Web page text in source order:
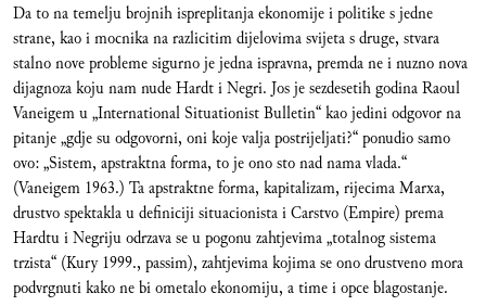
Da to na temelju brojnih ispreplitanja ekonomije i politike s jedne
strane, kao i mocnika na razlicitim dijelovima svijeta s druge, stvara
stalno nove probleme sigurno je jedna ispravna, premda ne i nuzno nova
dijagnoza koju nam nude Hardt i Negri. Jos je sezdesetih godina Raoul
Vaneigem u „International Situationist Bulletin“ kao jedini odgovor na
pitanje „gdje su odgovorni, oni koje valja postrijeljati?“ ponudio samo
ovo: „Sistem, apstraktna forma, to je ono sto nad nama vlada.“
(Vaneigem 1963.) Ta apstraktne forma, kapitalizam, rijecima Marxa,
drustvo spektakla u definiciji situacionista i Carstvo (Empire) prema
Hardtu i Negriju odrzava se u pogonu zahtjevima „totalnog sistema
trzista“ (Kury 1999., passim), zahtjevima kojima se ono drustveno mora
podvrgnuti kako ne bi ometalo ekonomiju, a time i opce blagostanje.